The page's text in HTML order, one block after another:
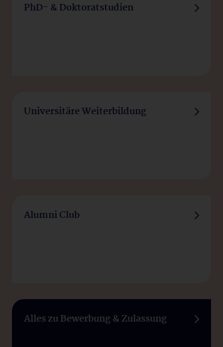
PhD- & Doktoratstudien
Universitäre Weiterbildung
Alumni Club
Alles zu Bewerbung & Zulassung